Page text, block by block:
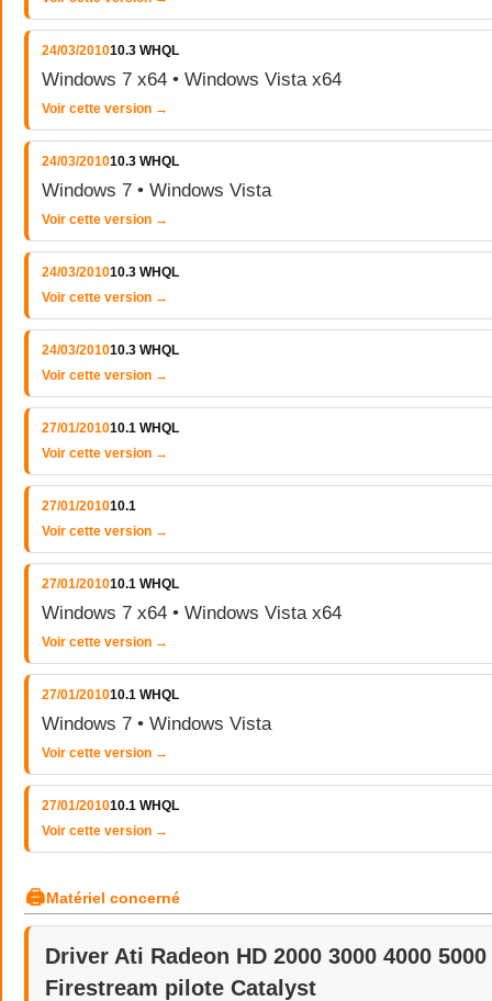
24/03/201010.3 WHQL
Windows 7 x64 • Windows Vista x64
Voir cette version →
24/03/201010.3 WHQL
Windows 7 • Windows Vista
Voir cette version →
24/03/201010.3 WHQL
Voir cette version →
24/03/201010.3 WHQL
Voir cette version →
27/01/201010.1 WHQL
Voir cette version →
27/01/201010.1
Voir cette version →
27/01/201010.1 WHQL
Windows 7 x64 • Windows Vista x64
Voir cette version →
27/01/201010.1 WHQL
Windows 7 • Windows Vista
Voir cette version →
27/01/201010.1 WHQL
Voir cette version →
🖨Matériel concerné
Driver Ati Radeon HD 2000 3000 4000 5000
Firestream pilote Catalyst